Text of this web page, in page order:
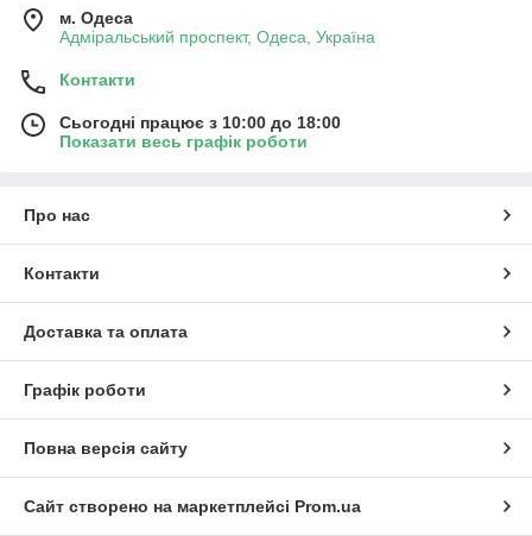
м. Одеса
Адміральський проспект, Одеса, Україна
Контакти
Сьогодні працює з 10:00 до 18:00
Показати весь графік роботи
Про нас
Контакти
Доставка та оплата
Графік роботи
Повна версія сайту
Сайт створено на маркетплейсі Prom.ua